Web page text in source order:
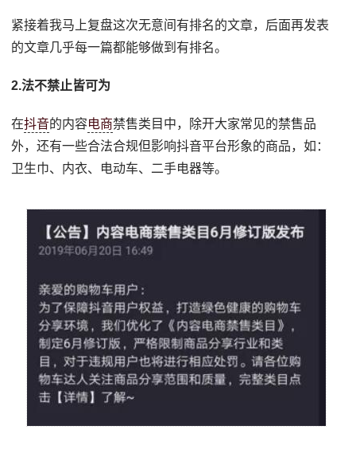
紧接着我马上复盘这次无意间有排名的文章，后面再发表
的文章几乎每一篇都能够做到有排名。
2.法不禁止皆可为
在抖音的内容电商禁售类目中，除开大家常见的禁售品
外，还有一些合法合规但影响抖音平台形象的商品，如：
卫生巾、内衣、电动车、二手电器等。